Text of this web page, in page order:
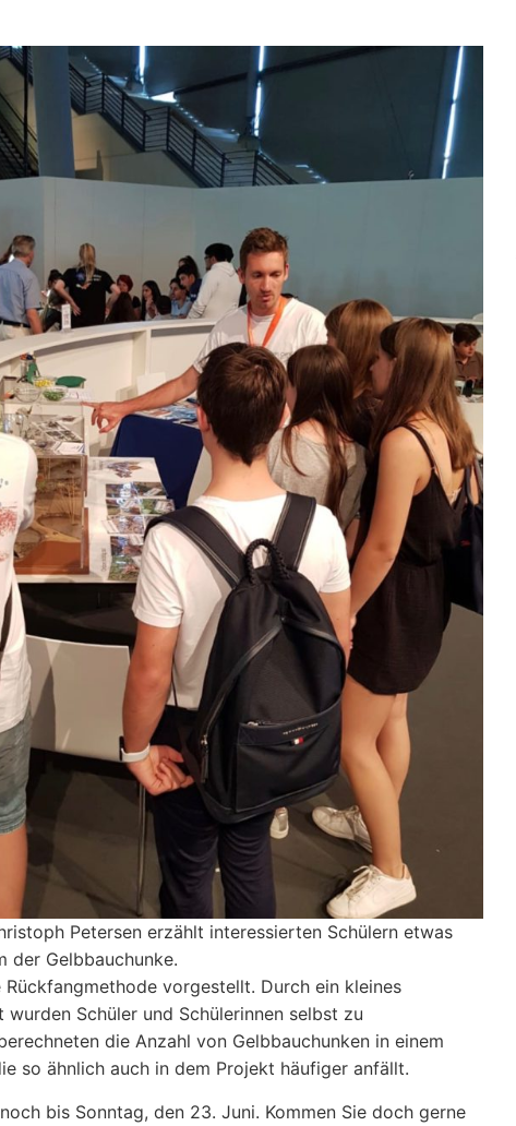
Petersen erzählt interessierten Schülern etwas
der Gelbbauchunke.
vorgestellt. Durch ein kleines
wurden Schüler und Schülerinnen selbst zu
die Anzahl von Gelbbauchunken in einem
so ähnlich auch in dem Projekt häufiger anfällt.
bis Sonntag, den 23. Juni. Kommen Sie doch gerne